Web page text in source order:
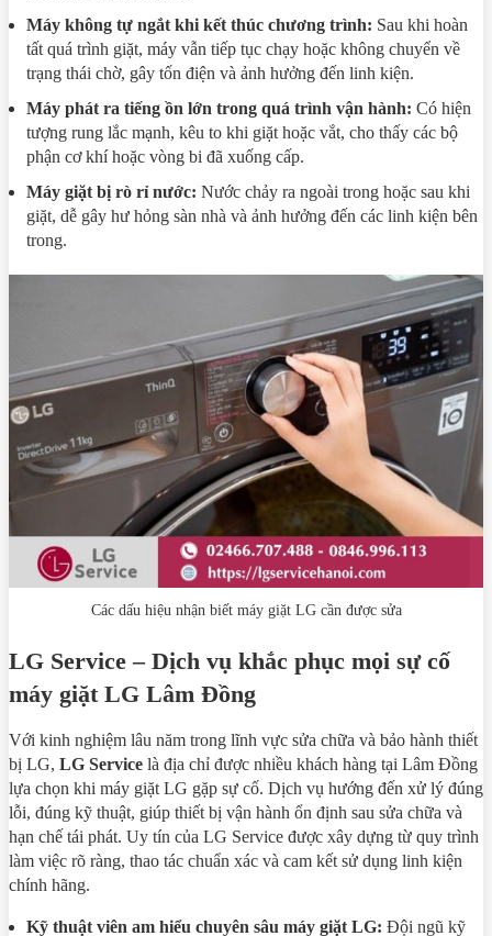
Máy không tự ngắt khi kết thúc chương trình: Sau khi hoàn
tất quá trình giặt, máy vẫn tiếp tục chạy hoặc không chuyển về
trạng thái chờ, gây tốn điện và ảnh hưởng đến linh kiện.
Máy phát ra tiếng ồn lớn trong quá trình vận hành: Có hiện
tượng rung lắc mạnh, kêu to khi giặt hoặc vắt, cho thấy các bộ
phận cơ khí hoặc vòng bi đã xuống cấp.
Máy giặt bị rò rỉ nước: Nước chảy ra ngoài trong hoặc sau khi
giặt, dễ gây hư hỏng sàn nhà và ảnh hưởng đến các linh kiện bên
trong.
Các dấu hiệu nhận biết máy giặt LG cần được sửa
LG Service – Dịch vụ khắc phục mọi sự cố
máy giặt LG Lâm Đồng
Với kinh nghiệm lâu năm trong lĩnh vực sửa chữa và bảo hành thiết
bị LG, LG Service là địa chỉ được nhiều khách hàng tại Lâm Đồng
lựa chọn khi máy giặt LG gặp sự cố. Dịch vụ hướng đến xử lý đúng
lỗi, đúng kỹ thuật, giúp thiết bị vận hành ổn định sau sửa chữa và
hạn chế tái phát. Uy tín của LG Service được xây dựng từ quy trình
làm việc rõ ràng, thao tác chuẩn xác và cam kết sử dụng linh kiện
chính hãng.
Kỹ thuật viên am hiểu chuyên sâu máy giặt LG: Đội ngũ kỹ